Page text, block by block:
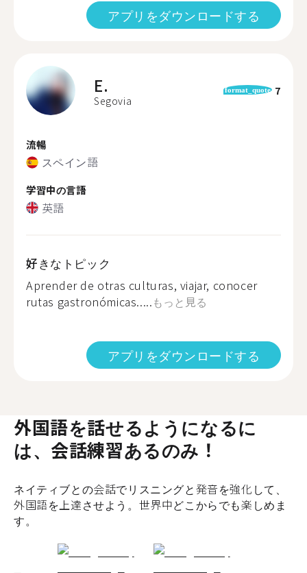
アプリをダウンロードする
E.
Segovia
format_quote 7
流暢
スペイン語
学習中の言語
英語
好きなトピック
Aprender de otras culturas, viajar, conocer
rutas gastronómicas.....もっと見る
アプリをダウンロードする
外国語を話せるようになるに
は、会話練習あるのみ！
ネイティブとの会話でリスニングと発音を強化して、
外国語を上達させよう。世界中どこからでも楽しめま
す。